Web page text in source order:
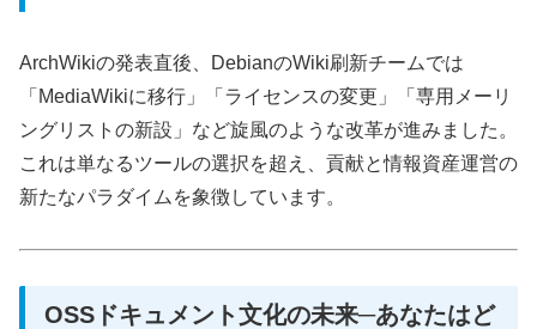
ArchWikiの発表直後、DebianのWiki刷新チームでは
「MediaWikiに移行」「ライセンスの変更」「専用メーリ
ングリストの新設」など旋風のような改革が進みました。
これは単なるツールの選択を超え、貢献と情報資産運営の
新たなパラダイムを象徴しています。
OSSドキュメント文化の未来─あなたはど